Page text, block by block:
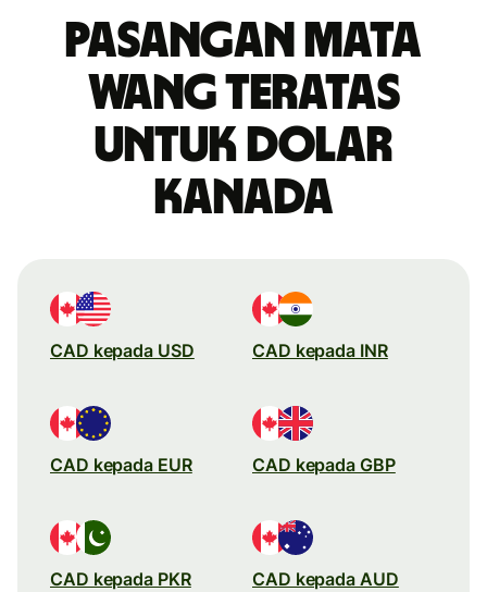
Pasangan mata
wang teratas
untuk dolar
Kanada
CAD kepada USD CAD kepada INR
CAD kepada EUR CAD kepada GBP
CAD kepada PKR CAD kepada AUD